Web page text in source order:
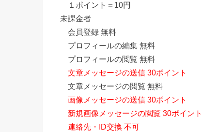
１ポイント＝10円
未課金者
会員登録 無料
プロフィールの編集 無料
プロフィールの閲覧 無料
文章メッセージの送信 30ポイント
文章メッセージの閲覧 無料
画像メッセージの送信 30ポイント
新規画像メッセージの閲覧 30ポイント
連絡先・ID交換 不可